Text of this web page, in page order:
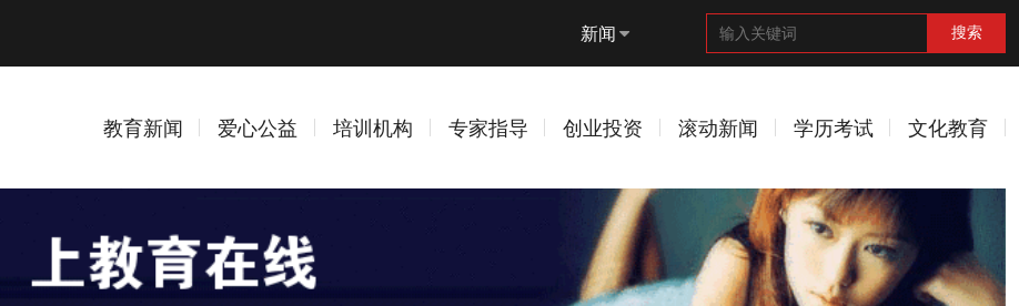
新闻 搜索
教育新闻 爱心公益 培训机构 专家指导 创业投资 滚动新闻 学历考试 文化教育